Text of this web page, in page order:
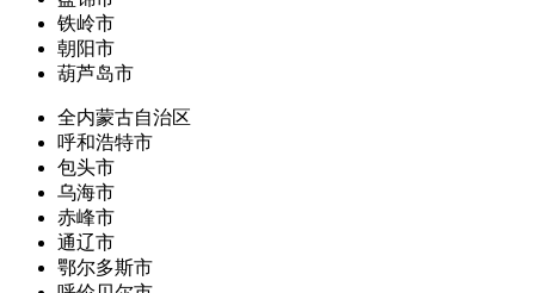
铁岭市
朝阳市
葫芦岛市
全内蒙古自治区
呼和浩特市
包头市
乌海市
赤峰市
通辽市
鄂尔多斯市